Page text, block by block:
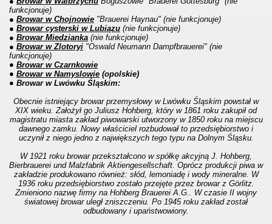
funkcjonuje)
● Browar w Chojnowie "Brauerei Haynau" (nie funkcjonuje)
● Browar cysterski w Lubiązu (nie funkcjonuje)
● Browar Miedzianka (nie funkcjonuje)
● Browar w Zlotoryi "Oswald Neumann Dampfbrauerei" (nie
funkcjonuje)
● Browar w Czarnkowie
● Browar w Namyslowie (opolskie)
● Browar w Lwówku Śląskim:
Obecnie istniejący browar przemysłowy w Lwówku Śląskim powstał w
XIX wieku. Założył go Juliusz Hohberg, który w 1861 roku zakupił od
magistratu miasta zakład piwowarski utworzony w 1850 roku na miejscu
dawnego zamku. Nowy właściciel rozbudował to przedsiębiorstwo i
uczynił z niego jedno z największych tego typu na Dolnym Śląsku.
W 1921 roku browar przekształcono w spółkę akcyjną J. Hohberg,
Bierbrauerei und Malzfabrik Aktiengesellschaft. Oprócz produkcji piwa w
zakładzie produkowano również: słód, lemoniadę i wody mineralne. W
1936 roku przedsiębiorstwo zostało przejęte przez browar z Görlitz.
Zmieniono nazwę firmy na Hohberg Brauerei A.G.. W czasie II wojny
światowej browar uległ zniszczeniu. Po 1945 roku zakład został
odbudowany i upaństwowiony.